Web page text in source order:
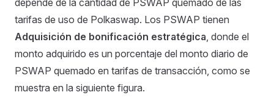
tarifas de uso de Polkaswap. Los PSWAP tienen
Adquisición de bonificación estratégica , donde el
monto adquirido es un porcentaje del monto diario de
PSWAP quemado en tarifas de transacción, como se
muestra en la siguiente figura.